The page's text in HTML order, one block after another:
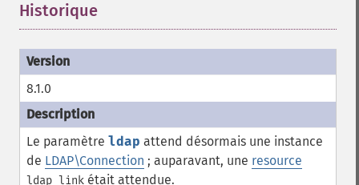
Historique
8.1.0
Le paramètre ldap attend désormais une instance
de LDAP\Connection ; auparavant, une resource
ldap link était attendue.